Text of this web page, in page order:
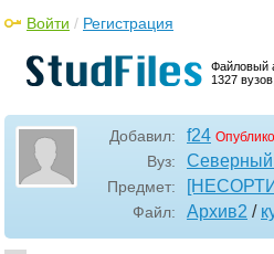
Файловый
1327
Войти / Регистрация
Добавил: f24
Вуз: Северный
Предмет:
Файл: Архив2 /